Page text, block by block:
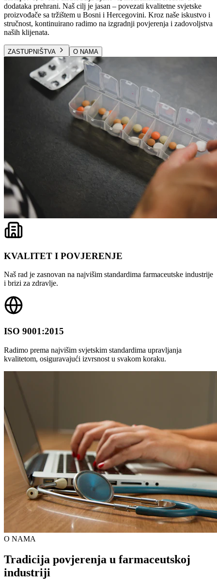
dodataka prehrani. Naš cilj je jasan – povezati kvalitetne svjetske
proizvođače sa tržištem u Bosni i Hercegovini. Kroz naše iskustvo i
stručnost, kontinuirano radimo na izgradnji povjerenja i zadovoljstva
naših klijenata.
ZASTUPNIŠTVA O NAMA
KVALITET I POVJERENJE
Naš rad je zasnovan na najvišim standardima farmaceutske industrije
i brizi za zdravlje.
ISO 9001:2015
Radimo prema najvišim svjetskim standardima upravljanja
kvalitetom, osiguravajući izvrsnost u svakom koraku.
O NAMA
Tradicija povjerenja u farmaceutskoj
industriji